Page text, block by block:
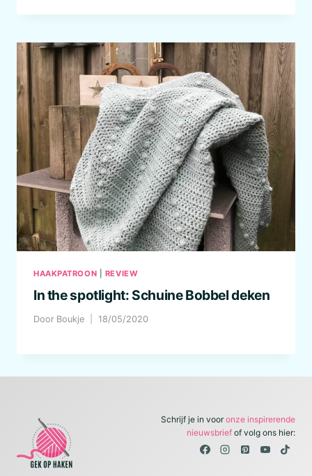
HAAKPATROON REVIEW
In the spotlight: Schuine Bobbel deken
Door Boukje 18/05/2020
Schrijf je in vooronze inspirerende
nieuwsbriefof volg ons hier: